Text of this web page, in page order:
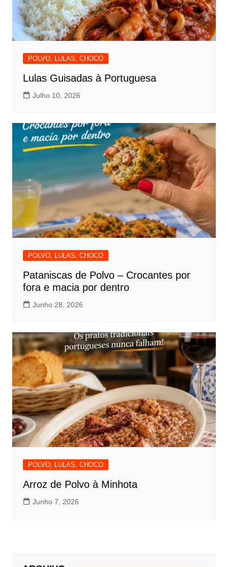
POLVO, LULAS, CHOCO
Lulas Guisadas à Portuguesa
Julho 10, 2026
POLVO, LULAS, CHOCO
Pataniscas de Polvo – Crocantes por
fora e macia por dentro
Junho 28, 2026
POLVO, LULAS, CHOCO
Arroz de Polvo à Minhota
Junho 7, 2026